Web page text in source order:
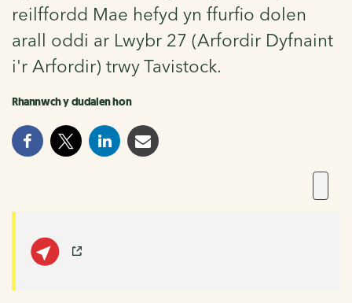
reilffordd Mae hefyd yn ffurfio dolen
arall oddi ar Lwybr 27 (Arfordir Dyfnaint
i'r Arfordir) trwy Tavistock.
Rhannwch y dudalen hon